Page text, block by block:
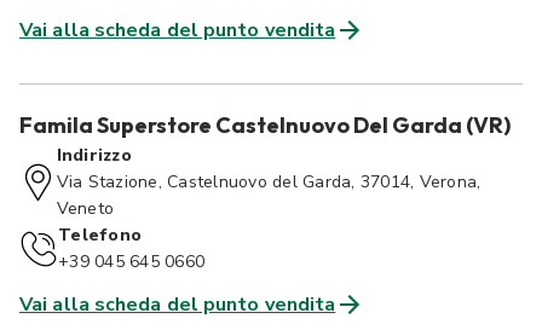
Vai alla scheda del punto vendita
Famila Superstore Castelnuovo Del Garda (VR)
Indirizzo
Via Stazione, Castelnuovo del Garda, 37014, Verona,
Veneto
Telefono
+39 045 645 0660
Vai alla scheda del punto vendita